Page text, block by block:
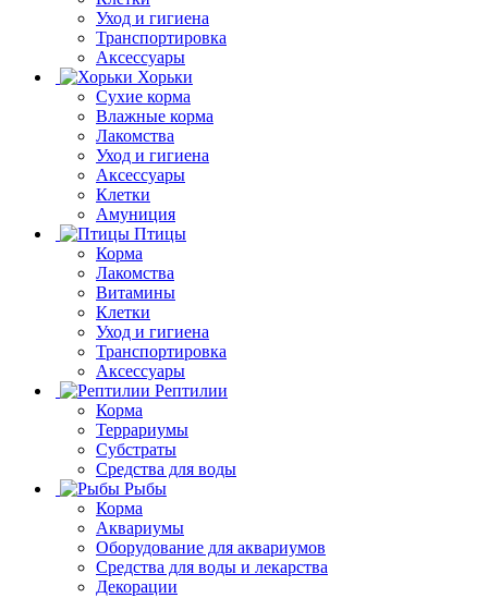
Уход и гигиена
Транспортировка
Аксессуары
Хорьки
Сухие корма
Влажные корма
Лакомства
Уход и гигиена
Аксессуары
Клетки
Амуниция
Птицы
Корма
Лакомства
Витамины
Клетки
Уход и гигиена
Транспортировка
Аксессуары
Рептилии
Корма
Террариумы
Субстраты
Средства для воды
Рыбы
Корма
Аквариумы
Оборудование для аквариумов
Средства для воды и лекарства
Декорации